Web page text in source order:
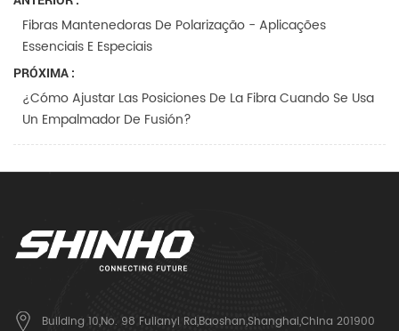
Fibras Mantenedoras De Polarização - Aplicações
Essenciais E Especiais
PRÓXIMA :
¿Cómo Ajustar Las Posiciones De La Fibra Cuando Se Usa
Un Empalmador De Fusión?
Building 10,No. 98 Fulianyi Rd,Baoshan,Shanghai,China 201900